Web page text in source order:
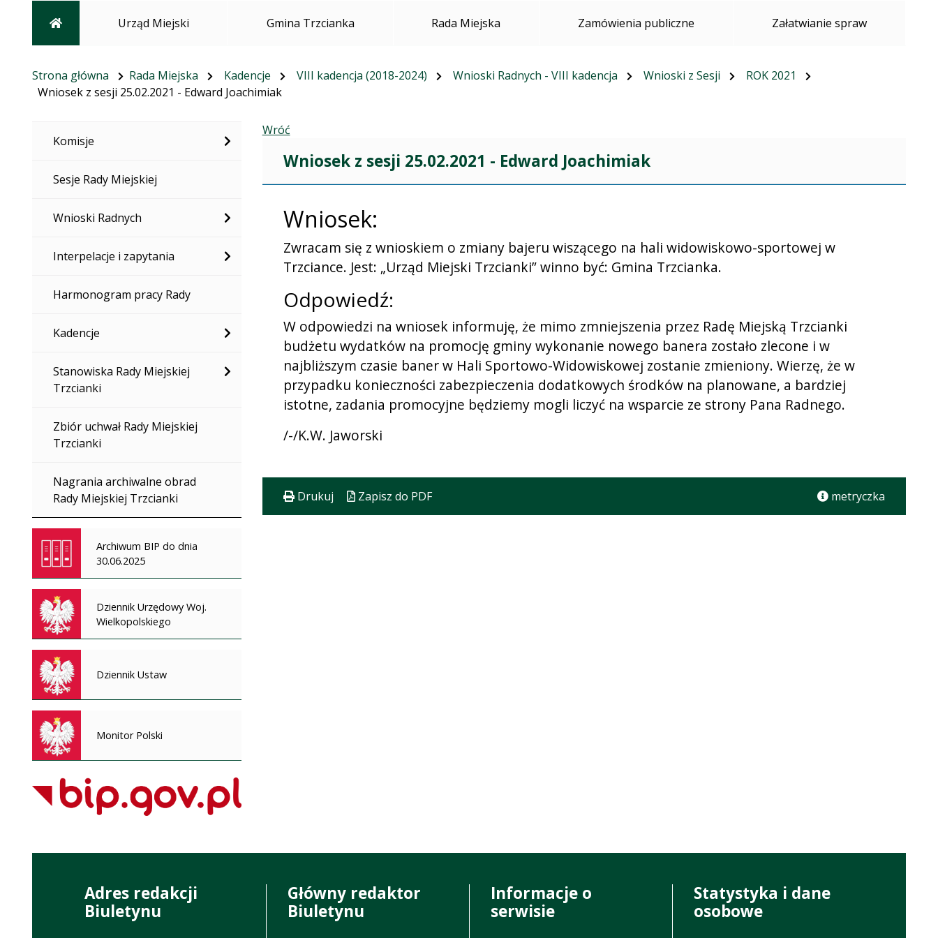
Strona głównaUrząd Miejski Gmina Trzcianka Rada Miejska Zamówienia publiczne Załatwianie spraw
Strona główna Rada Miejska Kadencje VIII kadencja (2018-2024) Wnioski Radnych - VIII kadencja Wnioski z Sesji
ROK 2021
Wniosek z sesji 25.02.2021 - Edward Joachimiak
Komisje
Sesje Rady Miejskiej
Wnioski Radnych
Interpelacje i zapytania
Harmonogram pracy Rady
Kadencje
Stanowiska Rady Miejskiej
Trzcianki
Zbiór uchwał Rady Miejskiej
Trzcianki
Nagrania archiwalne obrad
Rady Miejskiej Trzcianki
Archiwum BIP do dnia
30.06.2025
Dziennik Urzędowy Woj.
Wielkopolskiego
Dziennik Ustaw
Monitor Polski
Wróć
Wniosek z sesji 25.02.2021 - Edward Joachimiak
Wniosek:
Zwracam się z wnioskiem o zmiany bajeru wiszącego na hali widowiskowo-sportowej w
Trzciance. Jest: „Urząd Miejski Trzcianki” winno być: Gmina Trzcianka.
Odpowiedź:
W odpowiedzi na wniosek informuję, że mimo zmniejszenia przez Radę Miejską Trzcianki
budżetu wydatków na promocję gminy wykonanie nowego banera zostało zlecone i w
najbliższym czasie baner w Hali Sportowo-Widowiskowej zostanie zmieniony. Wierzę, że w
przypadku konieczności zabezpieczenia dodatkowych środków na planowane, a bardziej
istotne, zadania promocyjne będziemy mogli liczyć na wsparcie ze strony Pana Radnego.
/-/K.W. Jaworski
Drukuj Zapisz do PDF metryczka
Adres redakcji
Biuletynu
Główny redaktor
Biuletynu
Informacje o
serwisie
Statystyka i dane
osobowe